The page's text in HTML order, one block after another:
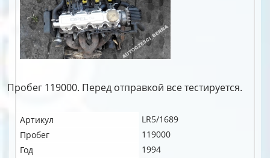
Пробег 119000. Перед отправкой все тестируется.
Артикул
LR5/1689
Пробег
119000
Год
1994